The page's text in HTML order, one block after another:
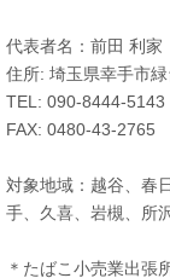
代表者名：前田 利家
住所: 埼玉県幸手市
TEL: 090-8444-5143
FAX: 0480-43-2765
対象地域：越谷、春
手、久喜、岩槻、所
＊たばこ小売業出張